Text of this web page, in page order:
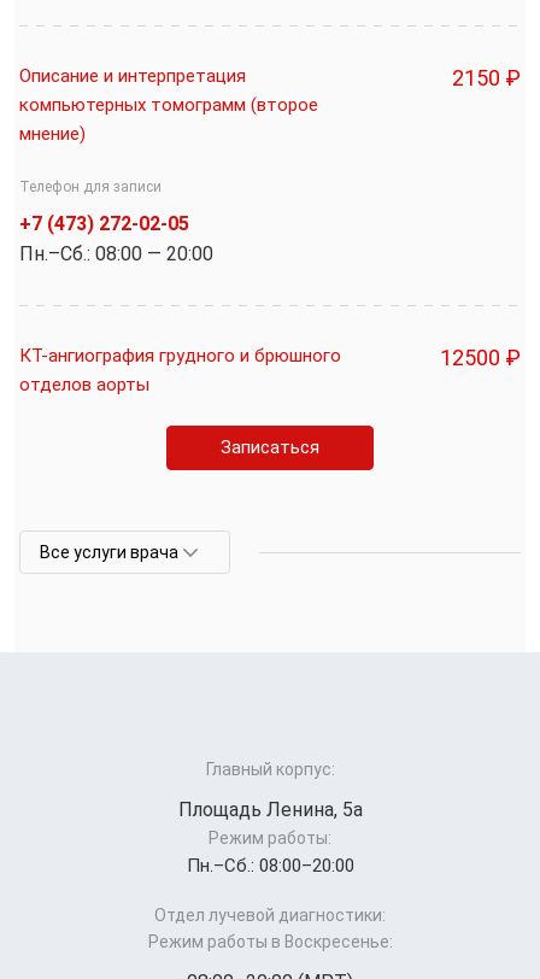
Описание и интерпретация
компьютерных томограмм (второе
мнение)
2150 ₽
Телефон для записи
+7 (473) 272-02-05
Пн.–Cб.: 08:00 — 20:00
КТ-ангиография грудного и брюшного
отделов аорты
12500 ₽
Записаться
Все услуги врача
Главный корпус:
Площадь Ленина, 5а
Режим работы:
Пн.–Cб.: 08:00–20:00
Отдел лучевой диагностики:
Режим работы в Воскресенье: